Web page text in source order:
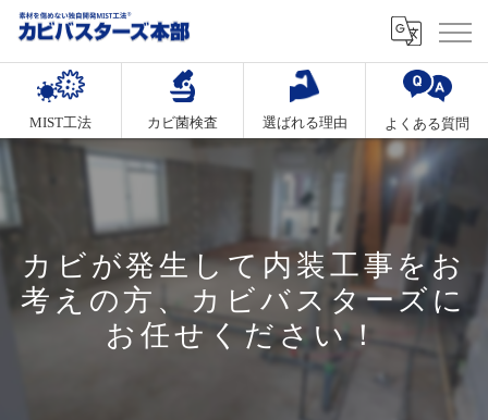
MIST工法 カビ菌検査 選ばれる理由 よくある質問
カビが発生して内装工事をお
考えの方、カビバスターズに
お任せください！